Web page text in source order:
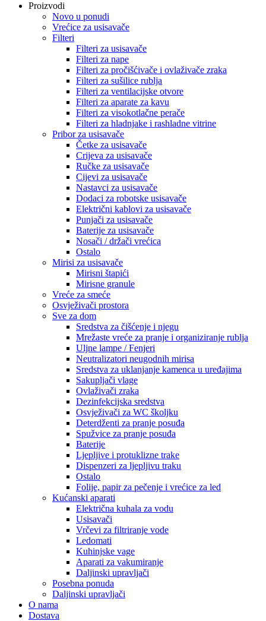
Proizvodi
Novo u ponudi
Vrećice za usisavače
Filteri
Filteri za usisavače
Filteri za nape
Filteri za pročišćivače i ovlaživače zraka
Filteri za sušilice rublja
Filteri za ventilacijske otvore
Filteri za aparate za kavu
Filteri za visokotlačne perače
Filteri za hladnjake i rashladne vitrine
Pribor za usisavače
Četke za usisavače
Crijeva za usisavače
Ručke za usisavače
Cijevi za usisavače
Nastavci za usisavače
Dodaci za robotske usisavače
Električni kablovi za usisavače
Punjači za usisavače
Baterije za usisavače
Nosači / držači vrećica
Ostalo
Mirisi za usisavače
Mirisni štapići
Mirisne granule
Vreće za smeće
Osvježivači prostora
Sve za dom
Sredstva za čišćenje i njegu
Mrežaste vreće za pranje i organiziranje rublja
Uljne lampe / Fenjeri
Neutralizatori neugodnih mirisa
Sredstva za uklanjanje kamenca u uređajima
Sakupljači vlage
Ovlaživači zraka
Dezinfekcijska sredstva
Osvježivači za WC školjku
Deterdženti za pranje posuđa
Spužvice za pranje posuđa
Baterije
Ljepljive i protuklizne trake
Dispenzeri za ljepljivu traku
Ostalo
Folije, papir za pečenje i vrećice za led
Kućanski aparati
Električna kuhala za vodu
Usisavači
Vrčevi za filtriranje vode
Ledomati
Kuhinjske vage
Aparati za vakumiranje
Daljinski upravljači
Posebna ponuda
Daljinski upravljači
O nama
Dostava